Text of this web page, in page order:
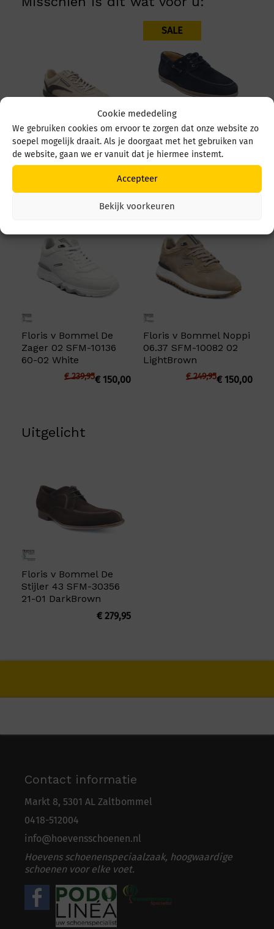
Cookie mededeling
We gebruiken cookies om ervoor te zorgen dat onze website zo
soepel mogelijk draait. Als je doorgaat met het gebruiken van
de website, gaan we er vanuit dat je hiermee instemt.
Accepteer
Bekijk voorkeuren
Floris v Bommel De
Zager 01.29 SFM-10224
22-02 Light Brown
249,95
SALE
Floris v Bommel De
Zeiler 02 SFM-30299
41.02 Dark Blue
Floris v Bommel De
Zager 02 SFM-10136
60-02 White
€150,00
€239,95
Floris v Bommel Noppi
06.37 SFM-10082 02
LightBrown
€150,00
€249,95
Uitgelicht
Floris v Bommel De
Stijler 43 SFM-30356
21-01 DarkBrown
€279,95
Contact informatie
Markt 8, 5301 AL Zaltbommel
0418-512004
info@hoevensschoenen.nl
Hoevens schoenenspeciaalzaak, hoogwaardige
schoenen voor elke voet.